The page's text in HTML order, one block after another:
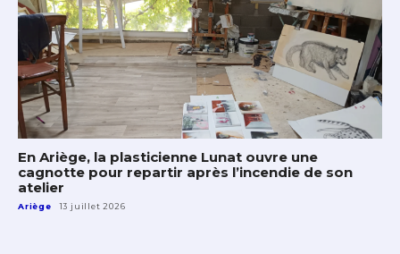
En Ariège, la plasticienne Lunat ouvre une
cagnotte pour repartir après l’incendie de son
atelier
Ariège 13 juillet 2026